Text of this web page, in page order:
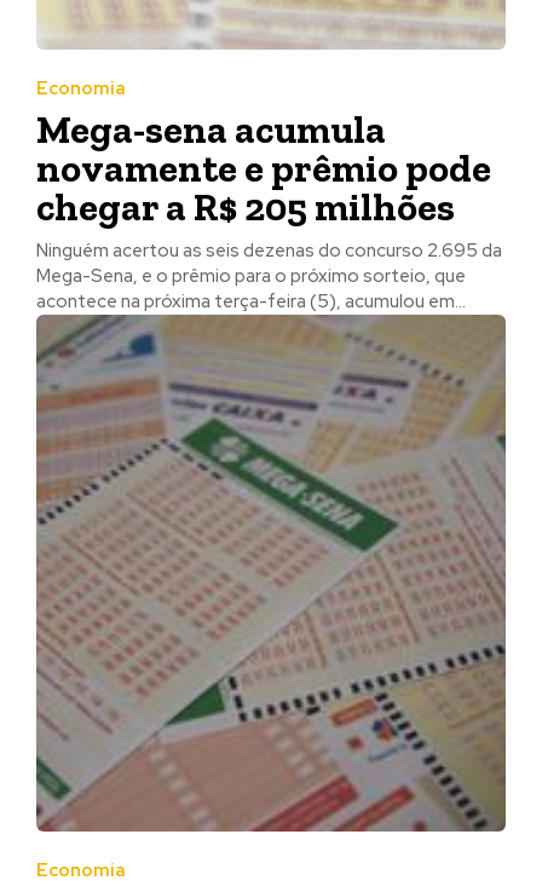
Economia
Mega-sena acumula
novamente e prêmio pode
chegar a R$ 205 milhões
Ninguém acertou as seis dezenas do concurso 2.695 da
Mega-Sena, e o prêmio para o próximo sorteio, que
acontece na próxima terça-feira (5), acumulou em...
Economia